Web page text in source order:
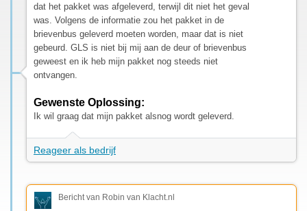
dat het pakket was afgeleverd, terwijl dit niet het geval
was. Volgens de informatie zou het pakket in de
brievenbus geleverd moeten worden, maar dat is niet
gebeurd. GLS is niet bij mij aan de deur of brievenbus
geweest en ik heb mijn pakket nog steeds niet
ontvangen.
Gewenste Oplossing:
Ik wil graag dat mijn pakket alsnog wordt geleverd.
Reageer als bedrijf
Bericht van Robin van Klacht.nl